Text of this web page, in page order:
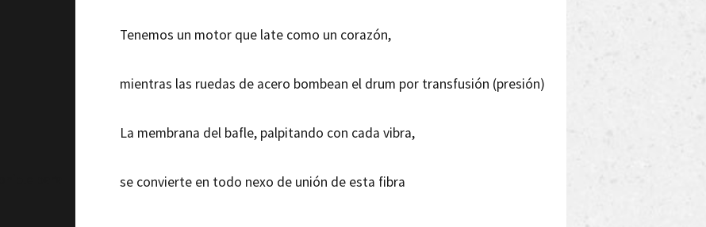
Tenemos un motor que late como un corazón,
mientras las ruedas de acero bombean el drum por transfusión (presión)
La membrana del bafle, palpitando con cada vibra,
se convierte en todo nexo de unión de esta fibra